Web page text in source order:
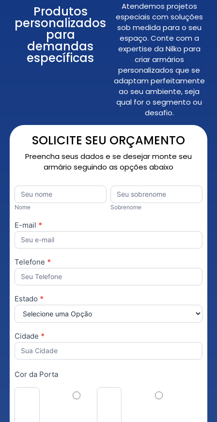
Produtos
personalizados
para
demandas
específicas
Atendemos projetos
especiais com soluções
sob medida para o seu
espaço. Conte com a
expertise da Nilko para
criar armários
personalizados que se
adaptam perfeitamente
ao seu ambiente, seja
qual for o segmento ou
desafio.
SOLICITE SEU ORÇAMENTO
Preencha seus dados e se desejar monte seu
armário seguindo as opções abaixo
Personalizado
Nome
Nome
Sobrenome
Sobrenome
E-mail *
Telefone *
Estado *
Cidade *
Cor da Porta